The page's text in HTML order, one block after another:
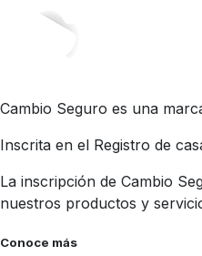
Cambio Seguro es una
Inscrita en el Registro de
La inscripción de Cambio
nuestros productos y
Conoce más